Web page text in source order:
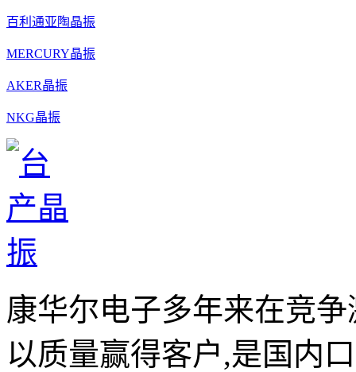
百利通亚陶晶振
MERCURY晶振
AKER晶振
NKG晶振
康华尔电子多年来在竞
以质量赢得客户,是国内